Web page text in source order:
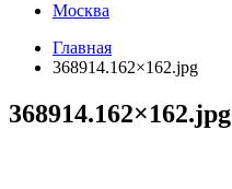
Москва
Главная
368914.162×162.jpg
368914.162×162.jpg